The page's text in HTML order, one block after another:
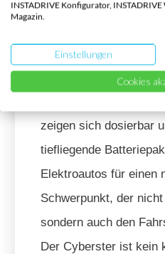
Das Fahrverhalten
Der Roadster lässt
präzisen Lenkung
zeigen sich dosierbar
tiefliegende
Elektroautos für einen
Schwerpunkt, der
sondern auch den
Der Cyberster ist kein
INSTADRIVE Konfigurator,
Magazin.
Einstellungen
Cookies